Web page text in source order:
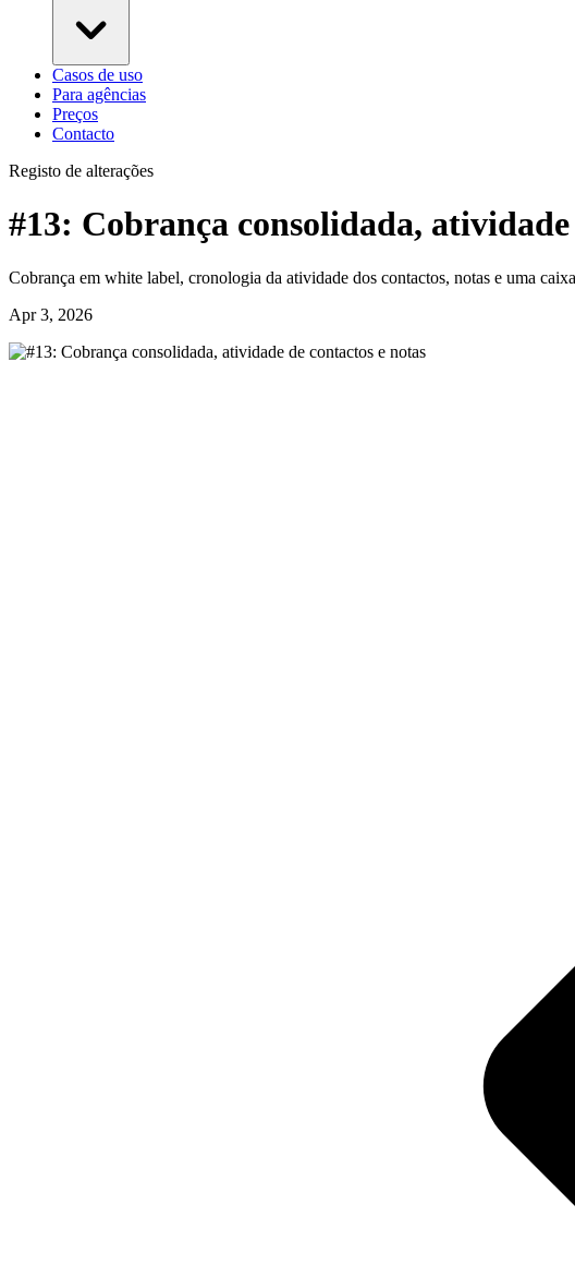
Casos de uso
Para agências
Preços
Contacto
Registo de alterações
#13: Cobrança consolidada, atividade
Cobrança em white label, cronologia da atividade dos contactos, notas e uma
Apr 3, 2026